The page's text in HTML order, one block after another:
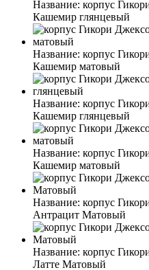
Название: корпус
Кашемир глянцевый
Название: корпус
Кашемир матовый
Название: корпус
Кашемир глянцевый
Название: корпус
Кашемир матовый
Название: корпус
Антрацит Матовый
Название: корпус
Латте Матовый